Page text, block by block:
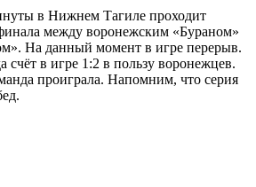
в Нижнем Тагиле проходит
между воронежским «Бураном»
На данный момент в игре перерыв.
счёт в игре 1:2 в пользу воронежцев.
проиграла. Напомним, что серия